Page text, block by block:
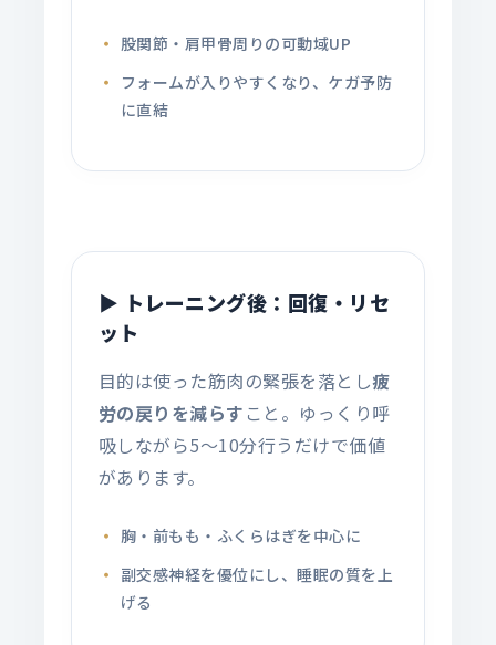
股関節・肩甲骨周りの可動域UP
フォームが入りやすくなり、ケガ予防
に直結
▶ トレーニング後：回復・リセ
ット
目的は使った筋肉の緊張を落とし疲
労の戻りを減らす こと。ゆっくり呼
吸しながら5〜10分行うだけで価値
があります。
胸・前もも・ふくらはぎを中心に
副交感神経を優位にし、睡眠の質を上
げる